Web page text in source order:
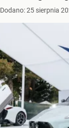
Dodano:25 sierpnia